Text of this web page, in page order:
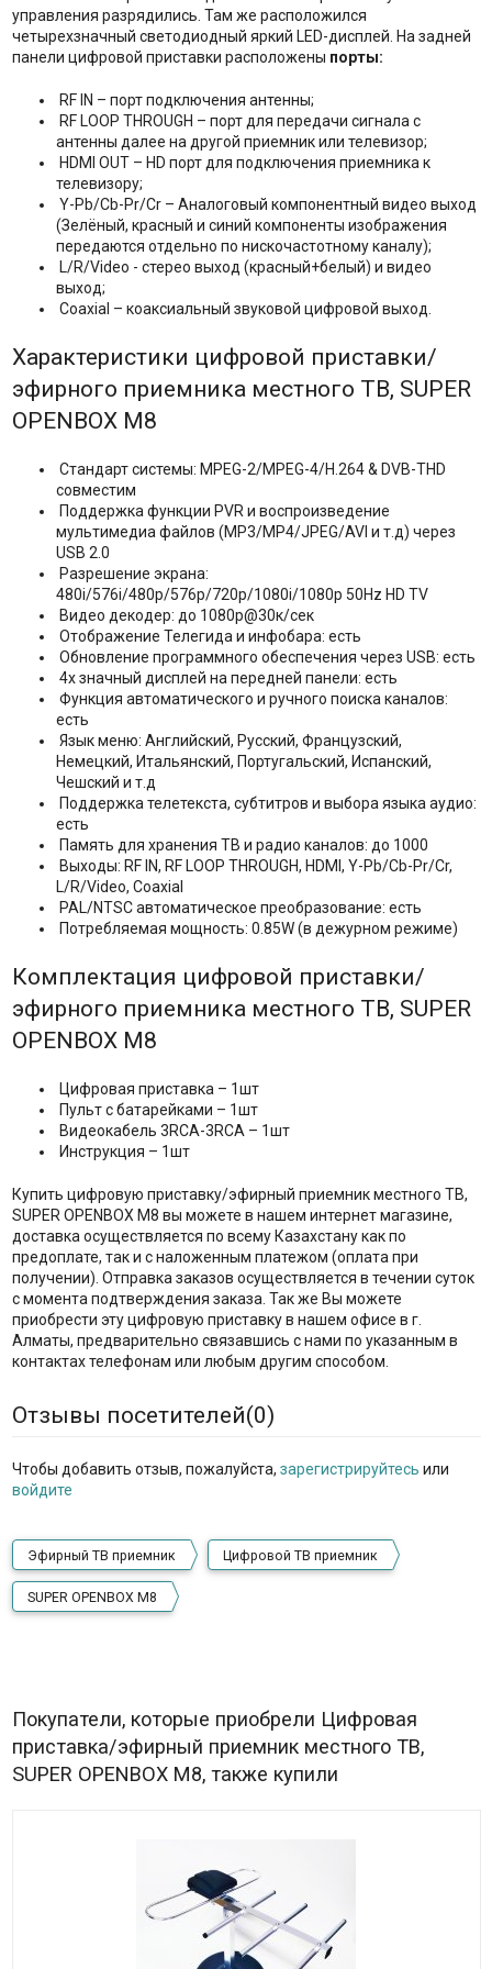
управления разрядились. Там же расположился
четырехзначный светодиодный яркий LED-дисплей. На задней
панели цифровой приставки расположены порты:
RF IN – порт подключения антенны;
RF LOOP THROUGH – порт для передачи сигнала с
антенны далее на другой приемник или телевизор;
HDMI OUT – HD порт для подключения приемника к
телевизору;
Y-Pb/Cb-Pr/Cr – Аналоговый компонентный видео выход
(Зелёный, красный и синий компоненты изображения
передаются отдельно по нискочастотному каналу);
L/R/Video - cтерео выход (красный+белый) и видео
выход;
Coaxial – коаксиальный звуковой цифровой выход.
Характеристики цифровой приставки/
эфирного приемника местного ТВ, SUPER
OPENBOX M8
Стандарт системы: MPEG-2/MPEG-4/H.264 & DVB-THD
совместим
Поддержка функции PVR и воспроизведение
мультимедиа файлов (MP3/MP4/JPEG/AVI и т.д) через
USB 2.0
Разрешение экрана:
480i/576i/480p/576p/720p/1080i/1080p 50Hz HD TV
Видео декодер: до 1080p@30к/сек
Отображение Телегида и инфобара: есть
Обновление программного обеспечения через USB: есть
4х значный дисплей на передней панели: есть
Функция автоматического и ручного поиска каналов:
есть
Язык меню: Английский, Русский, Французский,
Немецкий, Итальянский, Португальский, Испанский,
Чешский и т.д
Поддержка телетекста, субтитров и выбора языка аудио:
есть
Память для хранения ТВ и радио каналов: до 1000
Выходы: RF IN, RF LOOP THROUGH, HDMI, Y-Pb/Cb-Pr/Cr,
L/R/Video, Coaxial
PAL/NTSC автоматическое преобразование: есть
Потребляемая мощность: 0.85W (в дежурном режиме)
Комплектация цифровой приставки/
эфирного приемника местного ТВ, SUPER
OPENBOX M8
Цифровая приставка – 1шт
Пульт с батарейками – 1шт
Видеокабель 3RCA-3RCA – 1шт
Инструкция – 1шт
Купить цифровую приставку/эфирный приемник местного ТВ,
SUPER OPENBOX M8 вы можете в нашем интернет магазине,
доставка осуществляется по всему Казахстану как по
предоплате, так и с наложенным платежом (оплата при
получении). Отправка заказов осуществляется в течении суток
с момента подтверждения заказа. Так же Вы можете
приобрести эту цифровую приставку в нашем офисе в г.
Алматы, предварительно связавшись с нами по указанным в
контактах телефонам или любым другим способом.
Отзывы посетителей(0)
Чтобы добавить отзыв, пожалуйста, зарегистрируйтесь или
войдите
Эфирный ТВ приемник Цифровой ТВ приемник
SUPER OPENBOX M8
Покупатели, которые приобрели Цифровая
приставка/эфирный приемник местного ТВ,
SUPER OPENBOX M8, также купили